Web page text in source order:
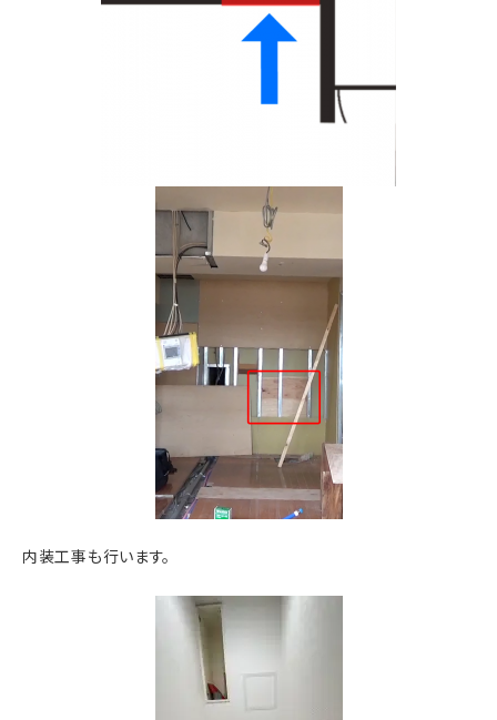
内装工事も行います。